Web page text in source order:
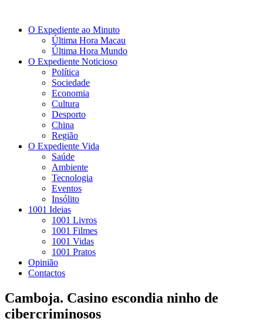
O Expediente ao Minuto
Última Hora Macau
Última Hora Mundo
O Expediente Noticioso
Política
Sociedade
Economia
Cultura
Desporto
China
Região
O Expediente Vida
Saúde
Ambiente
Tecnologia
Eventos
Insólito
1001 Ideias
1001 Livros
1001 Filmes
1001 Vidas
1001 Pratos
Opinião
Contactos
Camboja. Casino escondia ninho de
cibercriminosos